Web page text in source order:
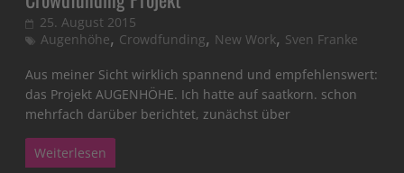
25. August 2015
Augenhöhe, Crowdfunding, New Work, Sven Franke
Aus meiner Sicht wirklich spannend und empfehlenswert:
das Projekt AUGENHÖHE. Ich hatte auf saatkorn. schon
mehrfach darüber berichtet, zunächst über
Weiterlesen